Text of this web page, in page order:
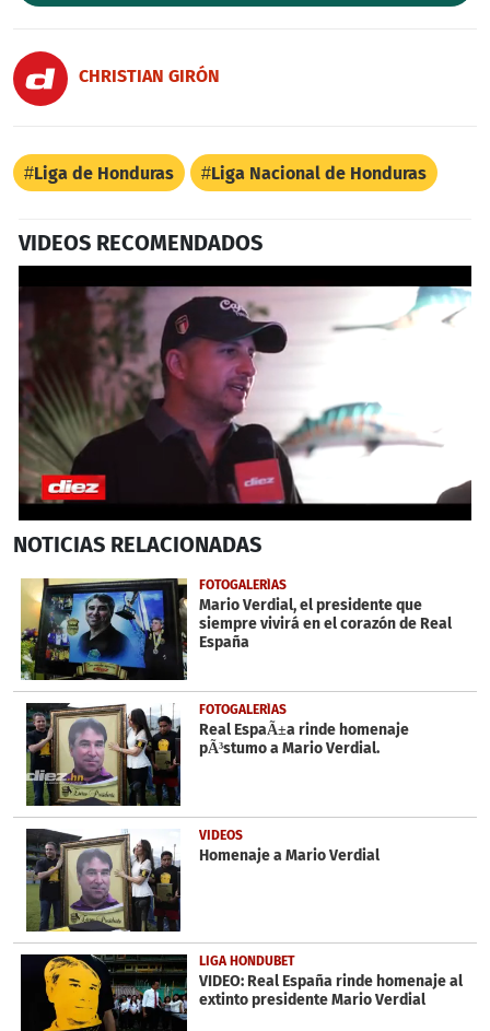
CHRISTIAN GIRÓN
Liga de Honduras Liga Nacional de Honduras
VIDEOS RECOMENDADOS
seconds
4
minutes,
NOTICIAS RELACIONADAS
FOTOGALERÍAS
Mario Verdial, el presidente que
siempre vivirá en el corazón de Real
España
FOTOGALERÍAS
Real EspaÃ±a rinde homenaje
pÃ³stumo a Mario Verdial.
VIDEOS
Homenaje a Mario Verdial
LIGA HONDUBET
VIDEO: Real España rinde homenaje al
extinto presidente Mario Verdial